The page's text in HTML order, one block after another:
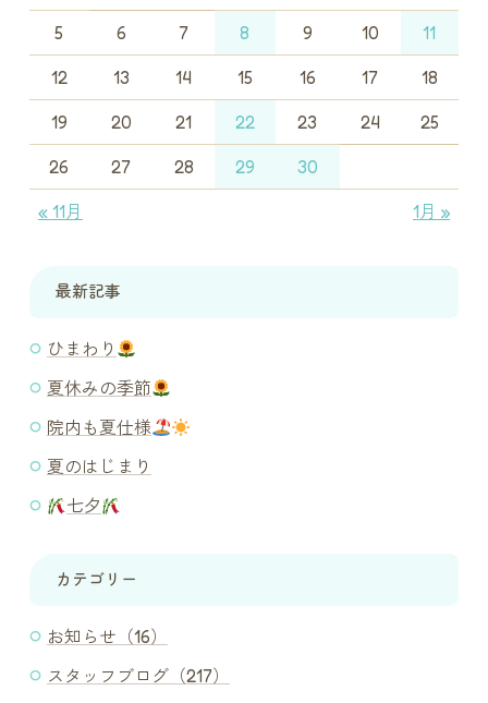
5 6 7 8 9 10 11
12 13 14 15 16 17 18
19 20 21 22 23 24 25
26 27 28 29 30
« 11月 1月 »
最新記事
ひまわり
夏休みの季節
院内も夏仕様
夏のはじまり
七夕
カテゴリー
お知らせ（16）
スタッフブログ（217）